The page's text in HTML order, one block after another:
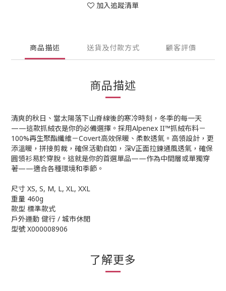
加入追蹤清單
商品描述 送貨及付款方式 顧客評價
商品描述
清爽的秋日、當太陽落下山脊線後的寒冷時刻，冬季的每一天
——這款抓絨衣是你的必備選擇。採用Alpenex II™抓絨布料－
100%再生聚酯纖維－Covert高效保暖、柔軟透氣。高領設計，更
添溫暖，拼接剪裁，確保活動自如，深V正面拉鍊通風透氣，確保
圓領衫易於穿脫。這就是你的首選單品——作為中間層或單獨穿
著——適合各種環境和季節。
尺寸 XS, S, M, L, XL, XXL
重量 460g
款型 標準款式
戶外運動 健行 / 城市休閒
型號 X000008906
了解更多